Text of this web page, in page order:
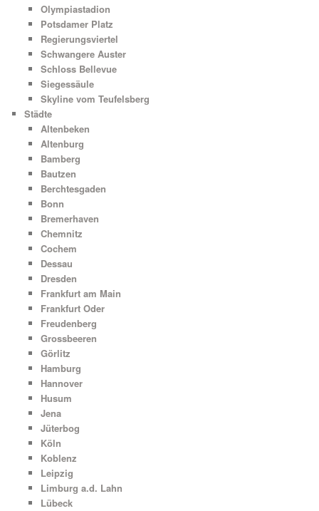
Olympiastadion
Potsdamer Platz
Regierungsviertel
Schwangere Auster
Schloss Bellevue
Siegessäule
Skyline vom Teufelsberg
Städte
Altenbeken
Altenburg
Bamberg
Bautzen
Berchtesgaden
Bonn
Bremerhaven
Chemnitz
Cochem
Dessau
Dresden
Frankfurt am Main
Frankfurt Oder
Freudenberg
Grossbeeren
Görlitz
Hamburg
Hannover
Husum
Jena
Jüterbog
Köln
Koblenz
Leipzig
Limburg a.d. Lahn
Lübeck